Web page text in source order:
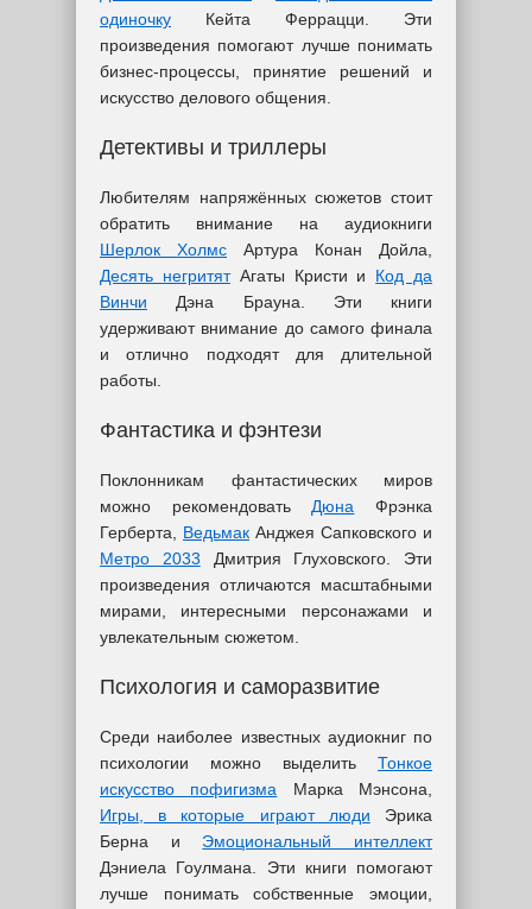
одиночку Кейта Феррацци. Эти
произведения помогают лучше понимать
бизнес-процессы, принятие решений и
искусство делового общения.
Детективы и триллеры
Любителям напряжённых сюжетов стоит
обратить внимание на аудиокниги
Шерлок Холмс Артура Конан Дойла,
Десять негритятАгаты Кристи и Код да
Винчи Дэна Брауна. Эти книги
удерживают внимание до самого финала
и отлично подходят для длительной
работы.
Фантастика и фэнтези
Поклонникам фантастических миров
можно рекомендоватьДюна Фрэнка
Герберта, Ведьмак Анджея Сапковского и
Метро 2033 Дмитрия Глуховского. Эти
произведения отличаются масштабными
мирами, интересными персонажами и
увлекательным сюжетом.
Психология и саморазвитие
Среди наиболее известных аудиокниг по
психологии можно выделить Тонкое
искусство пофигизма Марка Мэнсона,
Игры, в которые играют люди Эрика
Берна и Эмоциональный интеллект
Дэниела Гоулмана. Эти книги помогают
лучше понимать собственные эмоции,